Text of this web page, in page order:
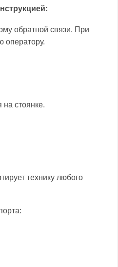
обратной связи. При
оператору.
на стоянке.
технику любого